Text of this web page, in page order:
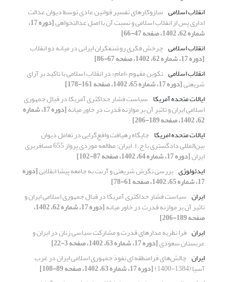
انقلاب اسلامی سازوکارهای تفسیر قوانین عادی توسط دیوان عدالت
اداری پس از انقلاب اسلامی و نسبت آن با اصل عدالت‏خواهی [دوره 17،
شماره 62، 1402، صفحه 47-66]
انقلاب اسلامی چرخش فکری روشنفکران ایرانی در میانه دو انقلاب
[دوره 17، شماره 62، 1402، صفحه 67-86]
انقلاب اسلامی تکوین مفهوم «امام» در انقلاب اسلامی با تاکید بر آرای
شریعتی[دوره 17، شماره 65، 1402، صفحه 161-178]
ایالات متحده آمریکا سیاست فشار حداکثری آمریکا در قبال جمهوری
اسلامی ایران و تاثیر آن بر موازنه قدرت در خاور میانه [دوره 17، شماره
62، 1402، صفحه 189-206]
ایالات متحده امریکا جایگاه رهیافت واقع‌گرایی در تعامل دیوان
بین‌المللی دادگستری با ج. ا. ایران؛ مطالعه موردی پرواز 655 مسافربری
ایران[دوره 17، شماره 64، 1402، صفحه 87-102]
ایدئولوژی بررسی نگرش شریعتی و آرنت به جامعه پیشا انقلابی[دوره
17، شماره 65، 1402، صفحه 61-78]
ایران سیاست فشار حداکثری آمریکا در قبال جمهوری اسلامی ایران و
تاثیر آن بر موازنه قدرت در خاور میانه [دوره 17، شماره 62، 1402،
صفحه 189-206]
ایران فرا نظریه مدارهای قدرت و مشارکت سیاسی زنان در ایران و
عربستان سعودی[دوره 17، شماره 63، 1402، صفحه 3-22]
ایران چالش‌های فرامنطقه ‌ای نفوذ جمهوری اسلامی ایران در غرب
آسیا (1384-1400)
[دوره 17، شماره 63، 1402، صفحه 89-108]